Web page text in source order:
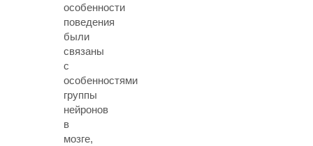
особенности
поведения
были
связаны
с
особенностями
группы
нейронов
в
мозге,